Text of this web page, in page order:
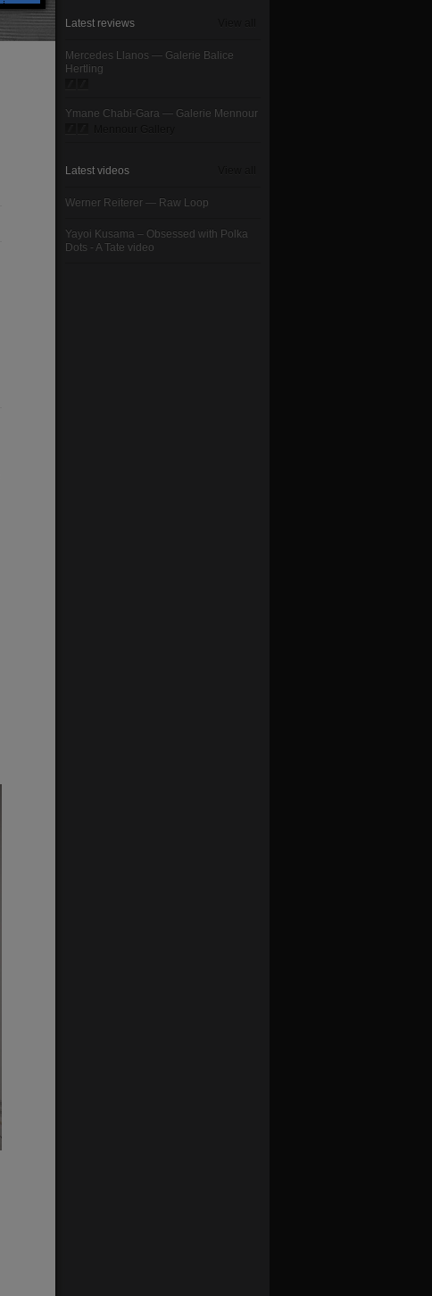
Latest reviews View all
Mercedes Llanos — Galerie Balice
Hertling
Ymane Chabi-Gara — Galerie Mennour
Mennour Gallery
Latest videos View all
Werner Reiterer — Raw Loop
Yayoi Kusama – Obsessed with Polka
Dots - A Tate video